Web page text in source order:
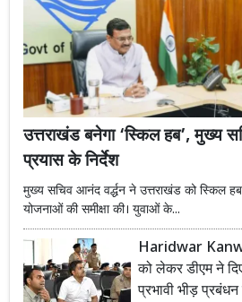
उत्तराखंड बनेगा ‘स्किल हब’, मुख्य
प्रयास के निर्देश
मुख्य सचिव आनंद वर्द्धन ने उत्तराखंड को स्किल
योजनाओं की समीक्षा की। युवाओं के...
Haridwar
को लेकर डीएम ने
प्रभावी भीड़ प्रबंधन